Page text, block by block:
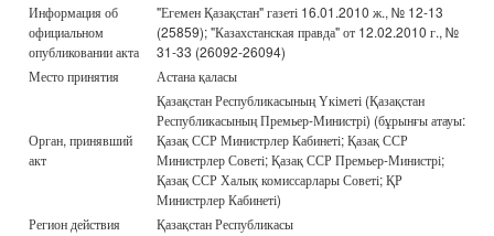
Информация об
официальном
опубликовании акта
"Егемен Қазақстан" газеті 16.01.2010 ж., № 12-13
(25859); "Казахстанская правда" от 12.02.2010 г., №
31-33 (26092-26094)
Место принятия
Астана қаласы
Орган, принявший
акт
Қазақстан Республикасының Үкіметі (Қазақстан
Республикасының Премьер-Министрі) (бұрынғы атауы:
Қазақ ССР Министрлер Кабинеті; Қазақ ССР
Министрлер Советі; Қазақ ССР Премьер-Министрі;
Қазақ ССР Халық комиссарлары Советі; ҚР
Министрлер Кабинеті)
Регион действия
Қазақстан Республикасы